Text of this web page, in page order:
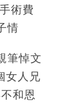
術費
情
筆悼文
女人兄
和恩